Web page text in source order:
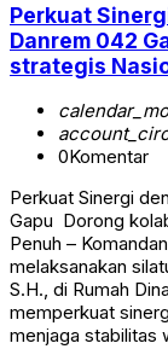
Perkuat
Danrem 042
strategis
0Komentar
Perkuat Sinergi
Gapu Dorong
Penuh –
melaksanakan
S.H., di Rumah
memperkuat
menjaga stabilitas